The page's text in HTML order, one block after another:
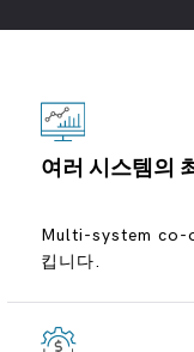
합니다. 디버깅은 통
4. 명세 당국의 보안
체계와 다른 체계
려되어야 합니다.
있도록해야합니다.
여러 시스템의
Multi-system co-
킵니다.